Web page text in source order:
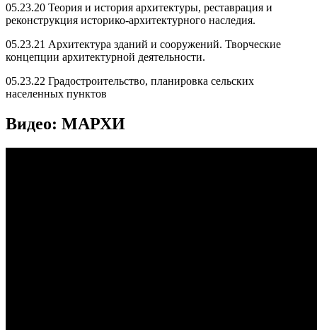
05.23.20 Теория и история архитектуры, реставрация и
реконструкция историко-архитектурного наследия.
05.23.21 Архитектура зданий и сооружений. Творческие
концепции архитектурной деятельности.
05.23.22 Градостроительство, планировка сельских
населенных пунктов
Видео: МАРХИ